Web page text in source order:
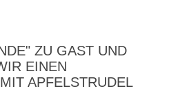
ZU GAST UND
EINEN
APFELSTRUDEL